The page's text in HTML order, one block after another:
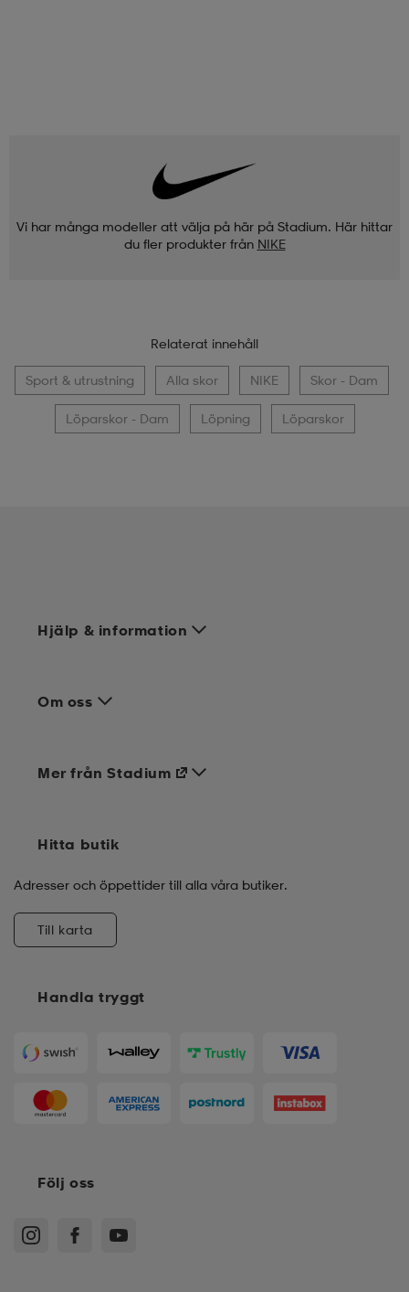
Vi har många modeller att välja på här på Stadium. Här hittar
du fler produkter från NIKE
Relaterat innehåll
Sport & utrustning Alla skor NIKE Skor - Dam
Löparskor - Dam Löpning Löparskor
Hjälp & information
Om oss
Handla tryggt
Mer från Stadium
Hitta butik
Adresser och öppettider till alla våra butiker.
Till karta
Följ oss